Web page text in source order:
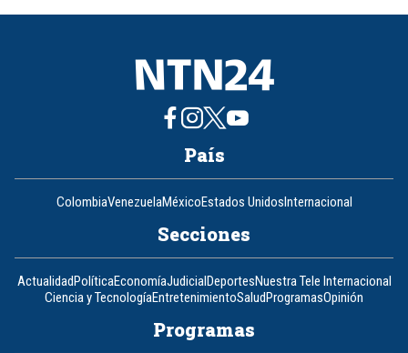
8
País
ColombiaVenezuelaMéxicoEstados UnidosInternacional
Secciones
ActualidadPolíticaEconomíaJudicialDeportesNuestra Tele Internacional
Ciencia y TecnologíaEntretenimientoSaludProgramasOpinión
Programas